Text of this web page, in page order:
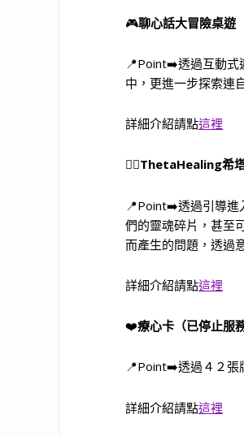
🎮聊心話大冒險桌遊
📍Point➡️透過互動式
中，更進一步探索連
詳細介紹請點這裡
🧘‍♀️ThetaHealing希塔
📍Point➡️透過引導進
們的靈魂碎片，甚至
而產生的問題，透過
詳細介紹請點這裡
❤️療心卡（已停止服務
📍Point➡️透過４２張
詳細介紹請點這裡